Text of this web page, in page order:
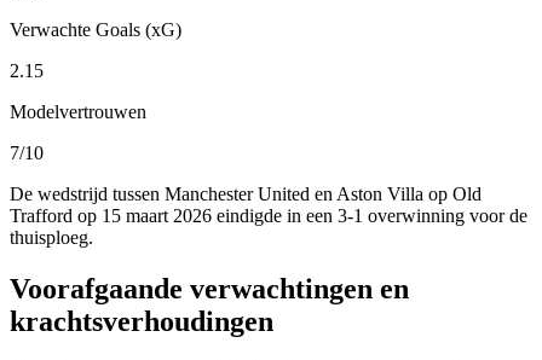
Verwachte Goals (xG)
2.15
Modelvertrouwen
7/10
De wedstrijd tussen Manchester United en Aston Villa op Old
Trafford op 15 maart 2026 eindigde in een 3-1 overwinning voor de
thuisploeg.
Voorafgaande verwachtingen en
krachtsverhoudingen